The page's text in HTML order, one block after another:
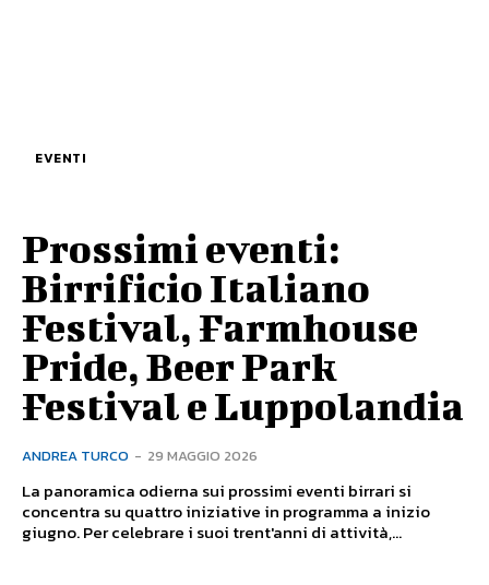
EVENTI
Prossimi eventi:
Birrificio Italiano
Festival, Farmhouse
Pride, Beer Park
Festival e Luppolandia
ANDREA TURCO - 29 MAGGIO 2026
La panoramica odierna sui prossimi eventi birrari si
concentra su quattro iniziative in programma a inizio
giugno. Per celebrare i suoi trent'anni di attività,...